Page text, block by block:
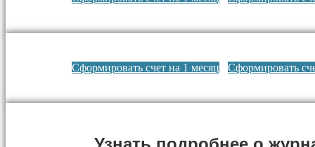
Сформировать счет на 1 месяц Сформировать